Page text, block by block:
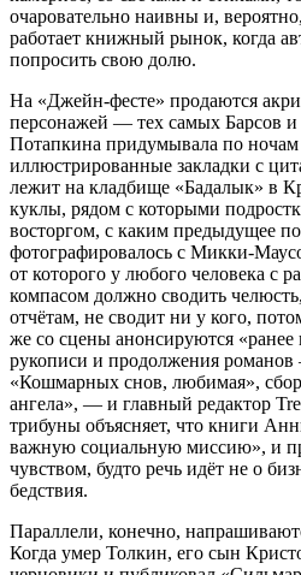
очаровательно наивны и,
работает книжный рынок, когда
попросить свою долю.
На «Джейн-фесте» продаются
персонажей — тех самых Барсов
Потапкина придумывала по
иллюстрированные закладки с
лежит на кладбище «Бадалык» в
куклы, рядом с которыми
восторгом, с каким предыдущее
фотографировалось с Микки-
от которого у любого человека с
компасом должно сводить
отчётам, не сводит ни у кого,
же со сцены анонсируются
рукописи и продолжения
«Кошмарных снов, любимая»,
ангела», — и главный редактор
трибуны объясняет, что книги
важную социальную миссию», и
чувством, будто речь идёт не о
бедствия.
Параллели, конечно,
Когда умер Толкин, его сын